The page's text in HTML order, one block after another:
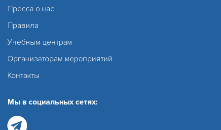
Пресса о нас
Правила
Учебным центрам
Организаторам мероприятий
Контакты
Мы в социальных сетях: